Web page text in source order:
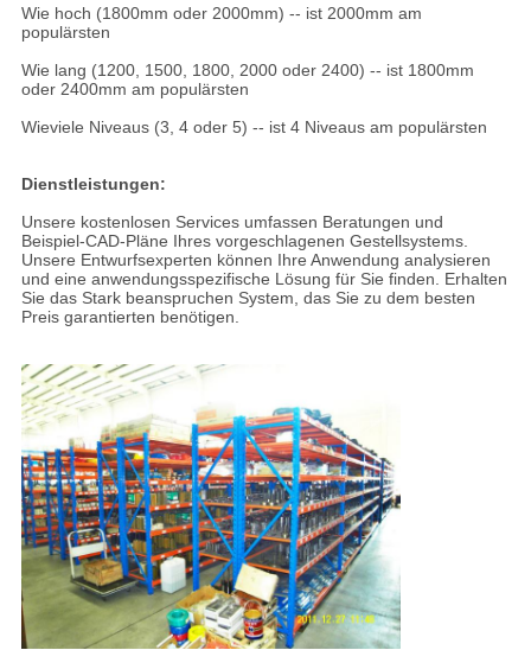
Wie hoch (1800mm oder 2000mm) -- ist 2000mm am
populärsten
Wie lang (1200, 1500, 1800, 2000 oder 2400) -- ist 1800mm
oder 2400mm am populärsten
Wieviele Niveaus (3, 4 oder 5) -- ist 4 Niveaus am populärsten
Dienstleistungen:
Unsere kostenlosen Services umfassen Beratungen und
Beispiel-CAD-Pläne Ihres vorgeschlagenen Gestellsystems.
Unsere Entwurfsexperten können Ihre Anwendung analysieren
und eine anwendungsspezifische Lösung für Sie finden. Erhalten
Sie das Stark beanspruchen System, das Sie zu dem besten
Preis garantierten benötigen.